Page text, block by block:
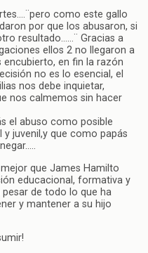
como este gallo
por que los abusaron, si
resultado……¨ Gracias a
ellos 2 no llegaron a
en fin la razón
no es lo esencial, el
nos debe inquietar,
nos calmemos sin hacer
el abuso como posible
juvenil,y que como papás
que James Hamilto
educacional, formativa y
de todo lo que ha
y mantener a su hijo